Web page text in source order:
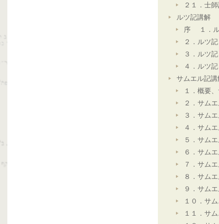
２１．士
ルツ記講解
序 １．ル
２．ルツ
３．ルツ
４．ルツ
サムエル記講
１．概要
２．サム
３．サム
４．サム
５．サム
６．サム
７．サム
８．サム
９．サム
１０．サ
１１．サ